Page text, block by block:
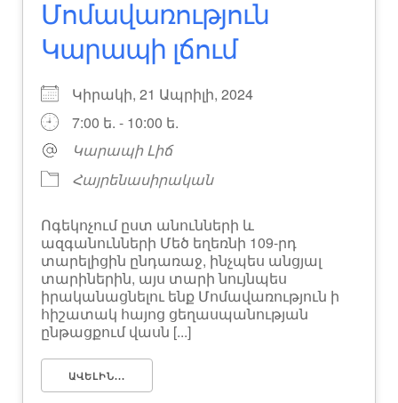
Մոմավառություն
Կարապի լճում
Կիրակի, 21 Ապրիլի, 2024
7:00 ե. - 10:00 ե.
Կարապի Լիճ
Հայրենասիրական
Ոգեկոչում ըստ անունների և
ազգանունների Մեծ եղեռնի 109-րդ
տարելիցին ընդառաջ, ինչպես անցյալ
տարիներին, այս տարի նույնպես
իրականացնելու ենք Մոմավառություն ի
հիշատակ հայոց ցեղասպանության
ընթացքում վասն [...]
ԱՎԵԼԻՆ...